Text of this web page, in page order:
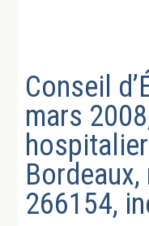
Conseil
mars
266154,